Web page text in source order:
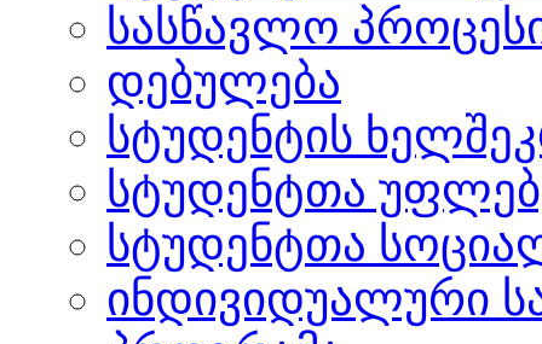
სასწავლო
დებულება
სტუდენტის
სტუდენტთა
სტუდენტთა
ინდივიდუალური